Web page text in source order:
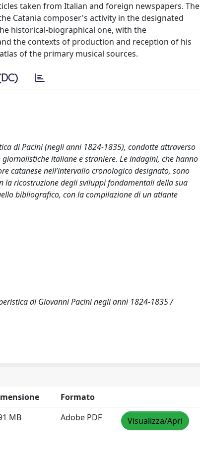
taken from Italian and foreign newspapers. The
Catania composer's activity in the designated
historical-biographical one, with the
the contexts of production and reception of his
of the primary musical sources.
di Pacini (negli anni 1824-1835), condotte attraverso
italiane e straniere. Le indagini, che hanno
catanese nell’intervallo cronologico designato, sono
la ricostruzione degli sviluppi fondamentali della sua
bibliografico, con la compilazione di un atlante
di Giovanni Pacini negli anni 1824-1835 /
Formato
MB Adobe PDF Visualizza/Apri